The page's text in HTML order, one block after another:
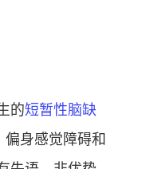
的短暂性脑缺
偏身感觉障碍和